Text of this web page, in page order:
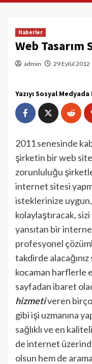
Haberler
Web Tasarım
admin 29 Eylül 2012
Yazıyı Sosyal Medyada
2011 senesinde
şirketin bir web
zorunluluğu
internet sitesi
isteklerinize
kolaylaştıracak,
yansıtan bir
profesyonel
takdirde alacağınız
kocaman harflerle
sayfadan ibaret
hizmetiveren
gibi işi uzmanına
sağlıklı ve en
de internet
olsun hem de